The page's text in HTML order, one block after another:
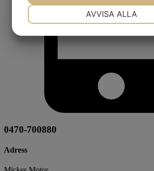
0470-700880
Adress
AVVISA ALLA